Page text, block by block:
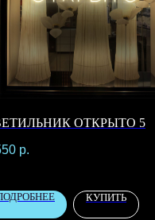
ОТКРЫТО 5
р.
КУПИТЬ